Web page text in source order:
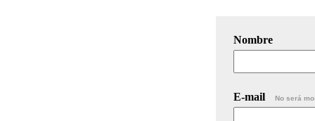
Nombre
E-mail No será